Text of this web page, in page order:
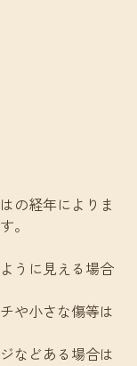
の経年によりま
。
うに見える場合
や小さな傷等は
などある場合は